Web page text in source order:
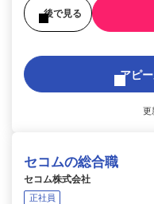
後で見る
アピ
更
セコムの総合職
セコム株式会社
正社員